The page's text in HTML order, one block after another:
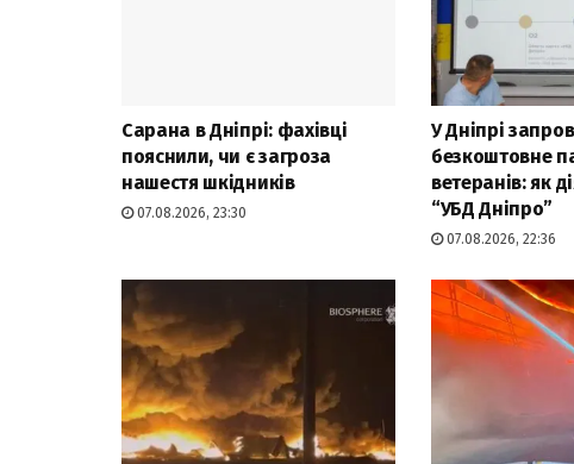
Сарана в Дніпрі: фахівці
пояснили, чи є загроза
нашестя шкідників
07.08.2026, 23:30
У Дніпрі
безкоштовне
ветеранів: як
“УБД Дніпро”
07.08.2026, 22:36